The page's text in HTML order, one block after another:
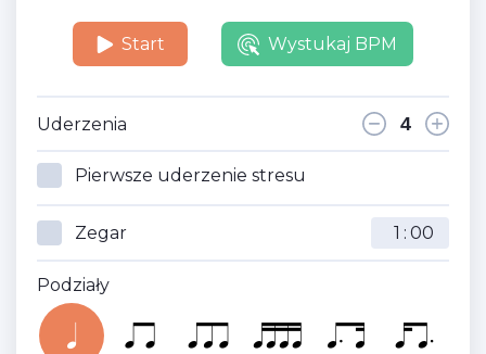
Start Wystukaj BPM
Uderzenia
Pierwsze uderzenie stresu
Zegar :
Podziały